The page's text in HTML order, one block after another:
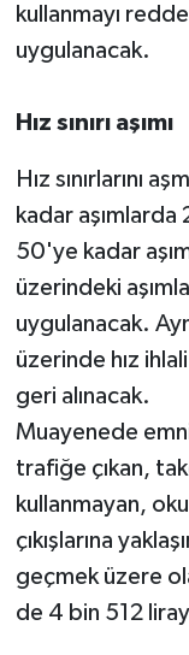
kullanmayı
uygulanacak.
Hız sınırı aşımı
Hız sınırlarını
kadar
50'ye kadar
üzerindeki
uygulanacak.
üzerinde hız
geri alınacak.
Muayenede
trafiğe çıkan,
kullanmayan,
çıkışlarına
geçmek üzere
de 4 bin 512